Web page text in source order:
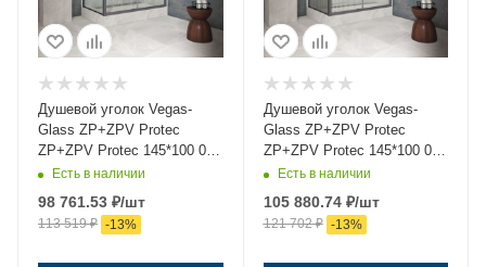
Душевой уголок Vegas-
Glass ZP+ZPV Protec
ZP+ZPV Protec 145*100 06
02 145х100 стекло
рифленое профиль
вороненая сталь без
поддона
Есть в наличии
98 761.53 ₽/шт
113 519₽ -13%
Душевой уголок Vegas-
Glass ZP+ZPV Protec
ZP+ZPV Protec 145*100 06
Moru 145х100 стекло
рифленое профиль
вороненая сталь без
поддона
Есть в наличии
105 880.74₽/шт
121 702₽ -13%